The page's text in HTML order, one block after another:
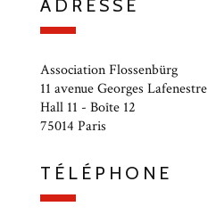
ADRESSE
Association Flossenbürg
11 avenue Georges Lafenestre
Hall 11 - Boîte 12
75014 Paris
TÉLÉPHONE